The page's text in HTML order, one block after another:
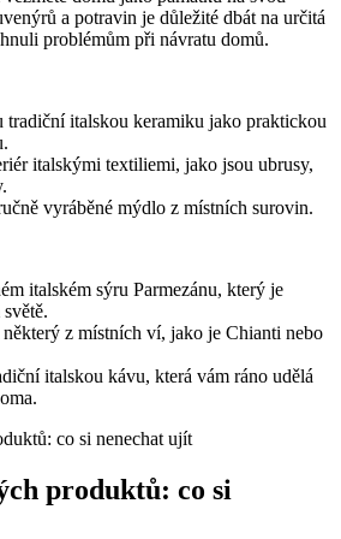
a potravin je důležité dbát na určitá
problémům při návratu domů.
tradiční italskou keramiku jako praktickou
italskými textiliemi, jako jsou ubrusy,
vyráběné mýdlo z místních surovin.
italském sýru Parmezánu, který je
z místních ví, jako je Chianti nebo
italskou kávu, která vám ráno udělá
produktů: co si